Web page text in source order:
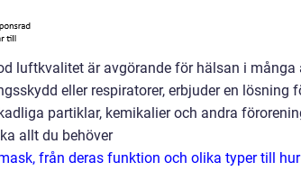
luftkvalitet är avgörande för hälsan i många
eller respiratorer, erbjuder en lösning
partiklar, kemikalier och andra
allt du behöver
från deras funktion och olika typer till